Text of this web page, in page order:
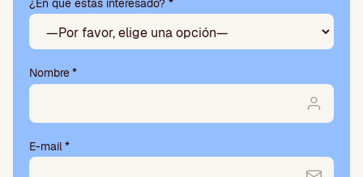
campo
vacío.
¿En qué estás interesado? *
Nombre*
E-mail*